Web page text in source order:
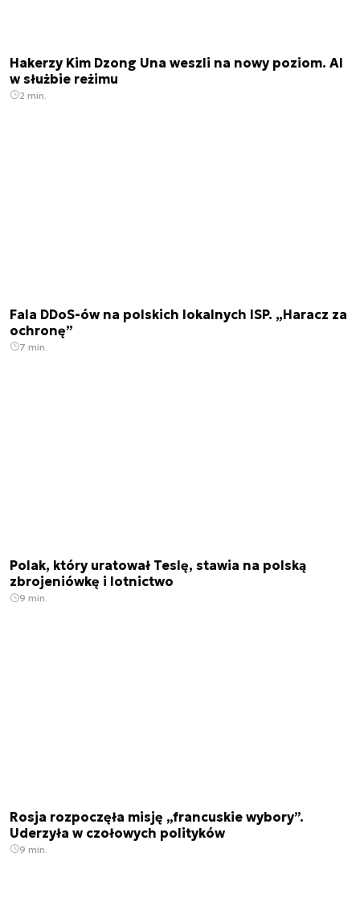
Hakerzy Kim Dzong Una weszli na nowy poziom. AI
w służbie reżimu
2 min.
Fala DDoS-ów na polskich lokalnych ISP. „Haracz za
ochronę”
7 min.
Polak, który uratował Teslę, stawia na polską
zbrojeniówkę i lotnictwo
9 min.
Rosja rozpoczęła misję „francuskie wybory”.
Uderzyła w czołowych polityków
9 min.